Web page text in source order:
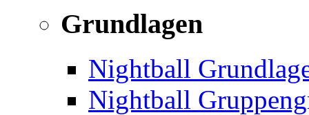
Grundlagen
Nightball
Nightball